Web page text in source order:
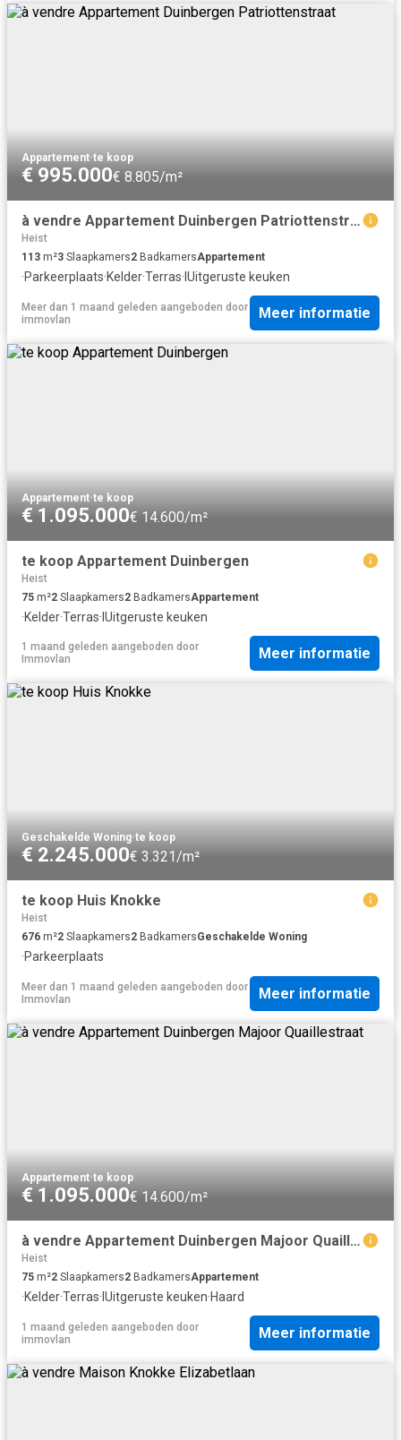
Appartement·te koop
€ 995.000€ 8.805/m²
à vendre Appartement Duinbergen Patriottenstraat
Heist
113 m²3 Slaapkamers2 BadkamersAppartement
·Parkeerplaats·Kelder·Terras· IUitgeruste keuken
Meer dan 1 maand geleden aangeboden door
immovlan
Meer informatie
Appartement·te koop
€ 1.095.000€ 14.600/m²
te koop Appartement Duinbergen
Heist
75 m²2 Slaapkamers2 BadkamersAppartement
·Kelder·Terras·IUitgeruste keuken
1 maand geleden aangeboden door
Immovlan
Meer informatie
Geschakelde Woning·te koop
€ 2.245.000€ 3.321/m²
te koop Huis Knokke
Heist
676 m²2 Slaapkamers2 BadkamersGeschakelde Woning
·Parkeerplaats
Meer dan 1 maand geleden aangeboden door
Immovlan
Meer informatie
Appartement·te koop
€ 1.095.000€ 14.600/m²
à vendre Appartement Duinbergen Majoor Quaillestraat
Heist
75 m²2 Slaapkamers2 BadkamersAppartement
·Kelder·Terras· IUitgeruste keuken·Haard
1 maand geleden aangeboden door
immovlan
Meer informatie